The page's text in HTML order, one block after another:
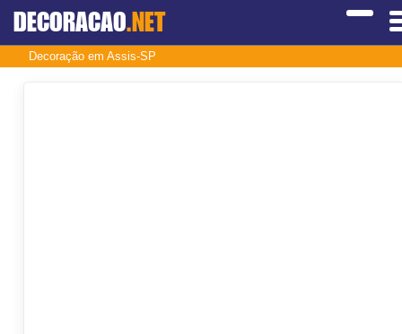
DECORACAO.NET
Decoração em Assis-SP